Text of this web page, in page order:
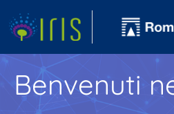
Benvenuti